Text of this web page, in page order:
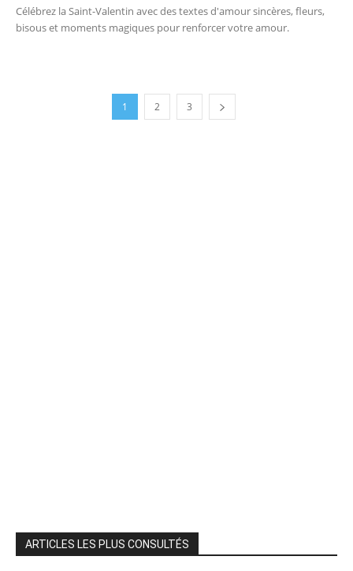
Célébrez la Saint-Valentin avec des textes d'amour sincères, fleurs,
bisous et moments magiques pour renforcer votre amour.
1 2 3
ARTICLES LES PLUS CONSULTÉS